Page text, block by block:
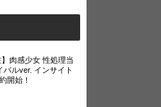
】肉感少女 性処理当
ルver. インサイト
開始！